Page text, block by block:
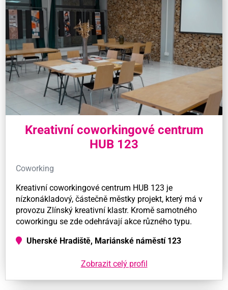
Kreativní coworkingové centrum
HUB 123
Coworking
Kreativní coworkingové centrum HUB 123 je
nízkonákladový, částečně městky projekt, který má v
provozu Zlínský kreativní klastr. Kromě samotného
coworkingu se zde odehrávají akce různého typu.
Uherské Hradiště, Mariánské náměstí 123
Zobrazit celý profil